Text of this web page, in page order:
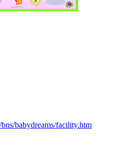
babydreams/facility.htm